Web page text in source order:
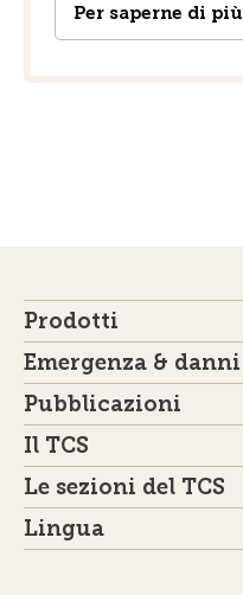
Per saperne di più
Prodotti
Emergenza & danni
Pubblicazioni
Il TCS
Le sezioni del TCS
Lingua